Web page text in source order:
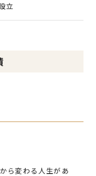
立
ら変わる人生があ